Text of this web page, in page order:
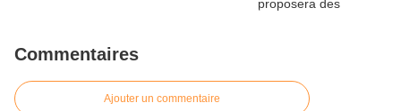
Commentaires
Ajouter un commentaire